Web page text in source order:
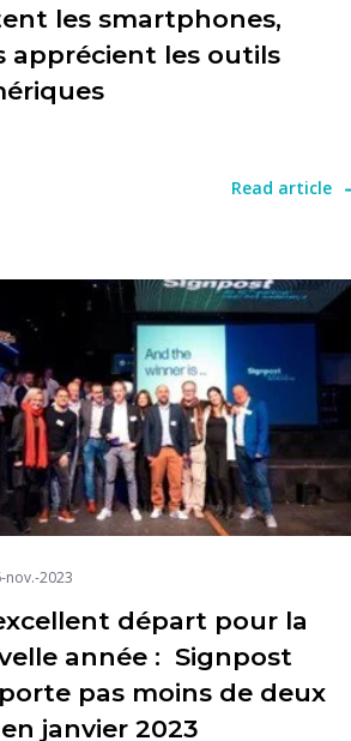
les smartphones,
apprécient les outils
Read article
nov.-2023
départ pour la
année : Signpost
pas moins de deux
janvier 2023